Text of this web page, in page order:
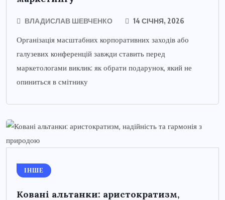
ВЛАДИСЛАВ ШЕВЧЕНКО 14 СІЧНЯ, 2026
Організація масштабних корпоративних заходів або
галузевих конференцій завжди ставить перед
маркетологами виклик: як обрати подарунок, який не
опиниться в смітнику
ІНШЕ
Ковані альтанки: аристократизм,